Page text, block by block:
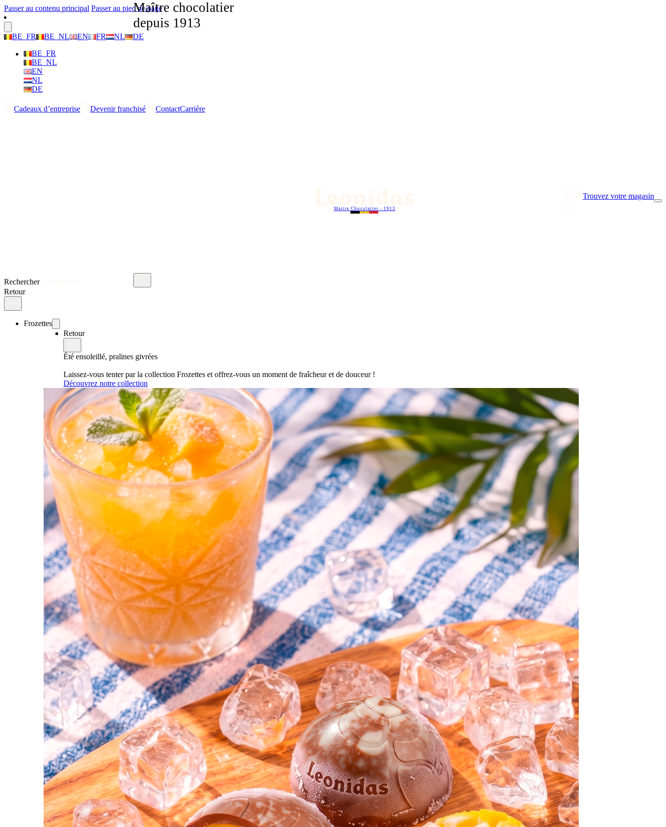
Passer au contenu principal Passer au pied de page
BE_FR BE_NL EN FR NL
DE
BE_FR
BE_NL
EN
NL
DE
Cadeaux d’entreprise Devenir franchisé ContactCarrière
Rechercher
Maitre Chocolatier - 1913
Trouvez votre magasin
Retour
Frozettes
Retour
Été ensoleillé, pralines givrées
Laissez-vous tenter par la collection Frozettes et offrez-vous un moment de fraîcheur et de douceur !
Découvrez notre collection
Maître chocolatier
depuis 1913